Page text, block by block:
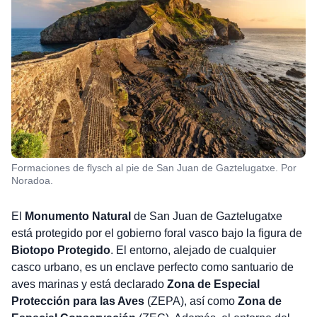
Formaciones de flysch al pie de San Juan de Gaztelugatxe. Por
Noradoa.
El Monumento Natural de San Juan de Gaztelugatxe
está protegido por el gobierno foral vasco bajo la figura de
Biotopo Protegido. El entorno, alejado de cualquier
casco urbano, es un enclave perfecto como santuario de
aves marinas y está declarado Zona de Especial
Protección para las Aves(ZEPA), así como Zona de